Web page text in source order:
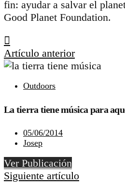
fin: ayudar a salvar el
Good Planet Foundation.
Artículo anterior
Outdoors
La tierra tiene música para
05/06/2014
Josep
Ver Publicación
Siguiente artículo